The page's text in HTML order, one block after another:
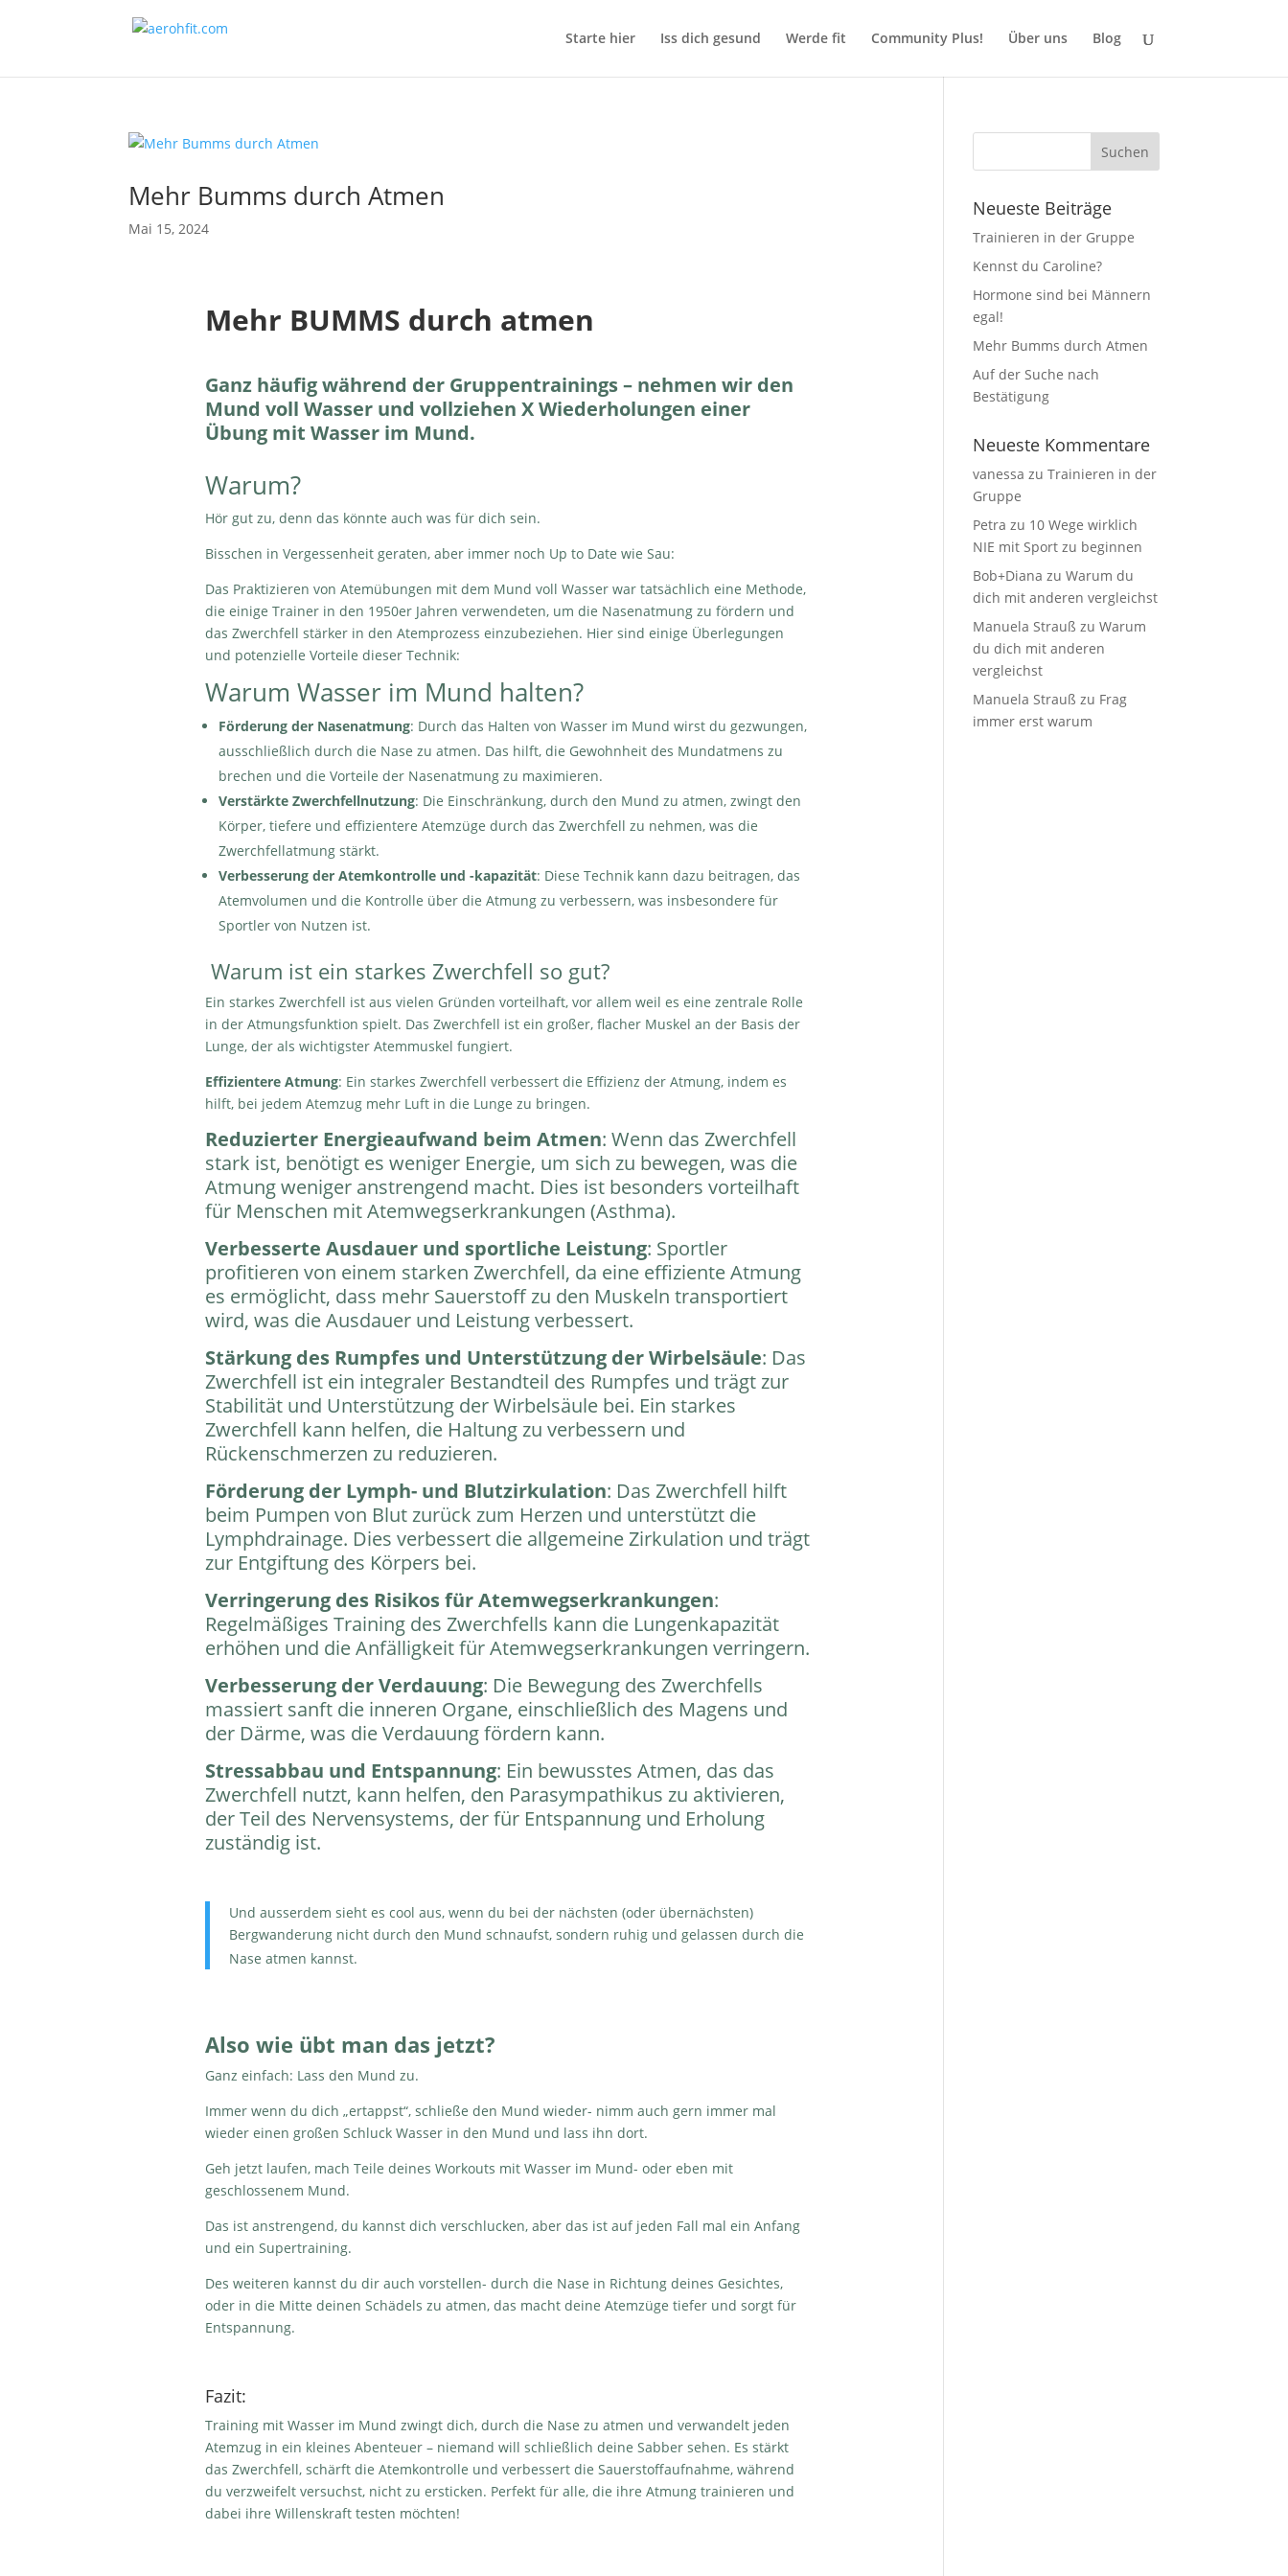
Starte hier Iss dich gesund Werde fit Community Plus! Über uns Blog
Mehr Bumms durch Atmen
Mai 15, 2024
Mehr BUMMS durch atmen
Ganz häufig während der Gruppentrainings – nehmen wir den
Mund voll Wasser und vollziehen X Wiederholungen einer
Übung mit Wasser im Mund.
Warum?
Hör gut zu, denn das könnte auch was für dich sein.
Bisschen in Vergessenheit geraten, aber immer noch Up to Date wie Sau:
Das Praktizieren von Atemübungen mit dem Mund voll Wasser war tatsächlich eine Methode,
die einige Trainer in den 1950er Jahren verwendeten, um die Nasenatmung zu fördern und
das Zwerchfell stärker in den Atemprozess einzubeziehen. Hier sind einige Überlegungen
und potenzielle Vorteile dieser Technik:
Warum Wasser im Mund halten?
Förderung der Nasenatmung: Durch das Halten von Wasser im Mund wirst du gezwungen,
ausschließlich durch die Nase zu atmen. Das hilft, die Gewohnheit des Mundatmens zu
brechen und die Vorteile der Nasenatmung zu maximieren.
Verstärkte Zwerchfellnutzung: Die Einschränkung, durch den Mund zu atmen, zwingt den
Körper, tiefere und effizientere Atemzüge durch das Zwerchfell zu nehmen, was die
Zwerchfellatmung stärkt.
Verbesserung der Atemkontrolle und -kapazität: Diese Technik kann dazu beitragen, das
Atemvolumen und die Kontrolle über die Atmung zu verbessern, was insbesondere für
Sportler von Nutzen ist.
Warum ist ein starkes Zwerchfell so gut?
Ein starkes Zwerchfell ist aus vielen Gründen vorteilhaft, vor allem weil es eine zentrale Rolle
in der Atmungsfunktion spielt. Das Zwerchfell ist ein großer, flacher Muskel an der Basis der
Lunge, der als wichtigster Atemmuskel fungiert.
Effizientere Atmung: Ein starkes Zwerchfell verbessert die Effizienz der Atmung, indem es
hilft, bei jedem Atemzug mehr Luft in die Lunge zu bringen.
Reduzierter Energieaufwand beim Atmen: Wenn das Zwerchfell
stark ist, benötigt es weniger Energie, um sich zu bewegen, was die
Atmung weniger anstrengend macht. Dies ist besonders vorteilhaft
für Menschen mit Atemwegserkrankungen (Asthma).
Verbesserte Ausdauer und sportliche Leistung: Sportler
profitieren von einem starken Zwerchfell, da eine effiziente Atmung
es ermöglicht, dass mehr Sauerstoff zu den Muskeln transportiert
wird, was die Ausdauer und Leistung verbessert.
Stärkung des Rumpfes und Unterstützung der Wirbelsäule: Das
Zwerchfell ist ein integraler Bestandteil des Rumpfes und trägt zur
Stabilität und Unterstützung der Wirbelsäule bei. Ein starkes
Zwerchfell kann helfen, die Haltung zu verbessern und
Rückenschmerzen zu reduzieren.
Förderung der Lymph- und Blutzirkulation: Das Zwerchfell hilft
beim Pumpen von Blut zurück zum Herzen und unterstützt die
Lymphdrainage. Dies verbessert die allgemeine Zirkulation und trägt
zur Entgiftung des Körpers bei.
Verringerung des Risikos für Atemwegserkrankungen:
Regelmäßiges Training des Zwerchfells kann die Lungenkapazität
erhöhen und die Anfälligkeit für Atemwegserkrankungen verringern.
Verbesserung der Verdauung: Die Bewegung des Zwerchfells
massiert sanft die inneren Organe, einschließlich des Magens und
der Därme, was die Verdauung fördern kann.
Stressabbau und Entspannung: Ein bewusstes Atmen, das das
Zwerchfell nutzt, kann helfen, den Parasympathikus zu aktivieren,
der Teil des Nervensystems, der für Entspannung und Erholung
zuständig ist.
Und ausserdem sieht es cool aus, wenn du bei der nächsten (oder übernächsten)
Bergwanderung nicht durch den Mund schnaufst, sondern ruhig und gelassen durch die
Nase atmen kannst.
Also wie übt man das jetzt?
Ganz einfach: Lass den Mund zu.
Immer wenn du dich „ertappst“, schließe den Mund wieder- nimm auch gern immer mal
wieder einen großen Schluck Wasser in den Mund und lass ihn dort.
Geh jetzt laufen, mach Teile deines Workouts mit Wasser im Mund- oder eben mit
geschlossenem Mund.
Das ist anstrengend, du kannst dich verschlucken, aber das ist auf jeden Fall mal ein Anfang
und ein Supertraining.
Des weiteren kannst du dir auch vorstellen- durch die Nase in Richtung deines Gesichtes,
oder in die Mitte deinen Schädels zu atmen, das macht deine Atemzüge tiefer und sorgt für
Entspannung.
Fazit:
Training mit Wasser im Mund zwingt dich, durch die Nase zu atmen und verwandelt jeden
Atemzug in ein kleines Abenteuer – niemand will schließlich deine Sabber sehen. Es stärkt
das Zwerchfell, schärft die Atemkontrolle und verbessert die Sauerstoffaufnahme, während
du verzweifelt versuchst, nicht zu ersticken. Perfekt für alle, die ihre Atmung trainieren und
dabei ihre Willenskraft testen möchten!
Neueste Beiträge
Trainieren in der Gruppe
Kennst du Caroline?
Hormone sind bei Männern
egal!
Mehr Bumms durch Atmen
Auf der Suche nach
Bestätigung
Neueste Kommentare
vanessa zuTrainieren in der
Gruppe
Petra zu 10 Wege wirklich
NIE mit Sport zu beginnen
Bob+Diana zuWarum du
dich mit anderen vergleichst
Manuela Strauß zuWarum
du dich mit anderen
vergleichst
Manuela Strauß zu Frag
immer erst warum